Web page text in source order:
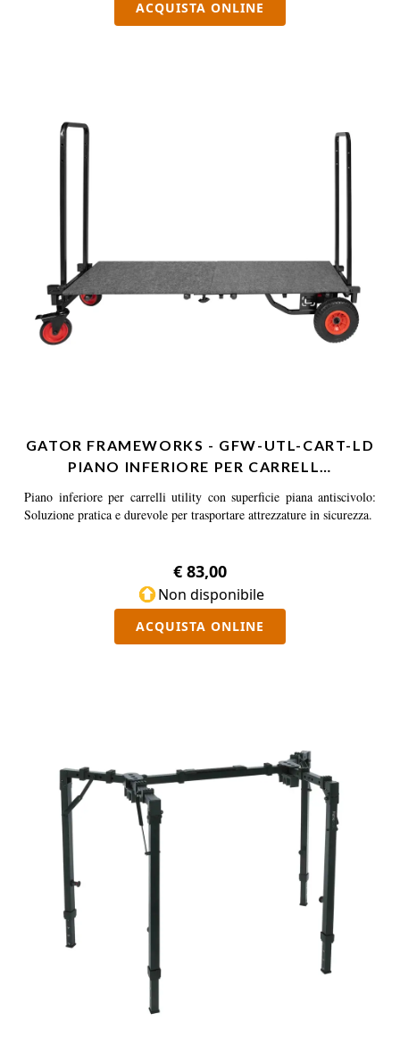
ACQUISTA ONLINE
GATOR FRAMEWORKS - GFW-UTL-CART-LD
PIANO INFERIORE PER CARRELL…
Piano inferiore per carrelli utility con superficie piana antiscivolo:
Soluzione pratica e durevole per trasportare attrezzature in sicurezza.
€ 83,00
Non disponibile
ACQUISTA ONLINE